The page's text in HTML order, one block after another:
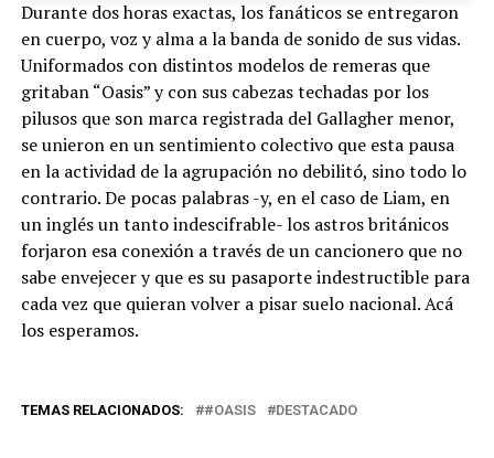
Durante dos horas exactas, los fanáticos se entregaron
en cuerpo, voz y alma a la banda de sonido de sus vidas.
Uniformados con distintos modelos de remeras que
gritaban “Oasis” y con sus cabezas techadas por los
pilusos que son marca registrada del Gallagher menor,
se unieron en un sentimiento colectivo que esta pausa
en la actividad de la agrupación no debilitó, sino todo lo
contrario. De pocas palabras -y, en el caso de Liam, en
un inglés un tanto indescifrable- los astros británicos
forjaron esa conexión a través de un cancionero que no
sabe envejecer y que es su pasaporte indestructible para
cada vez que quieran volver a pisar suelo nacional. Acá
los esperamos.
TEMAS RELACIONADOS: #OASIS DESTACADO